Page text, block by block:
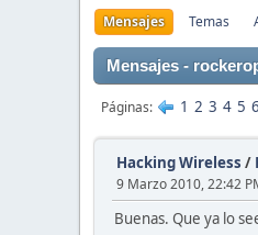
Mensajes Temas
Mensajes -
Páginas 1 2 3 4 5 6
Hacking Wireless /
9 Marzo 2010, 22:42
Buenas. Que ya lo